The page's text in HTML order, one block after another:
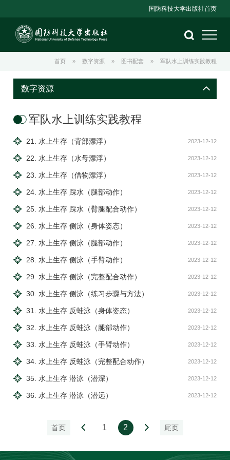
国防科技大学出版社首页
首页 » 数字资源 » 图书配套 » 军队水上训练实践教程
数字资源
军队水上训练实践教程
2023-12-12
21. 水上生存（背部漂浮）
2023-12-12
22. 水上生存（水母漂浮）
2023-12-12
23. 水上生存（借物漂浮）
2023-12-12
24. 水上生存 踩水（腿部动作）
2023-12-12
25. 水上生存 踩水（臂腿配合动作）
2023-12-12
26. 水上生存 侧泳（身体姿态）
2023-12-12
27. 水上生存 侧泳（腿部动作）
2023-12-12
28. 水上生存 侧泳（手臂动作）
2023-12-12
29. 水上生存 侧泳（完整配合动作）
2023-12-12
30. 水上生存 侧泳（练习步骤与方法）
2023-12-12
31. 水上生存 反蛙泳（身体姿态）
2023-12-12
32. 水上生存 反蛙泳（腿部动作）
2023-12-12
33. 水上生存 反蛙泳（手臂动作）
2023-12-12
34. 水上生存 反蛙泳（完整配合动作）
2023-12-12
35. 水上生存 潜泳（潜深）
2023-12-12
36. 水上生存 潜泳（潜远）
首页 1 2 尾页